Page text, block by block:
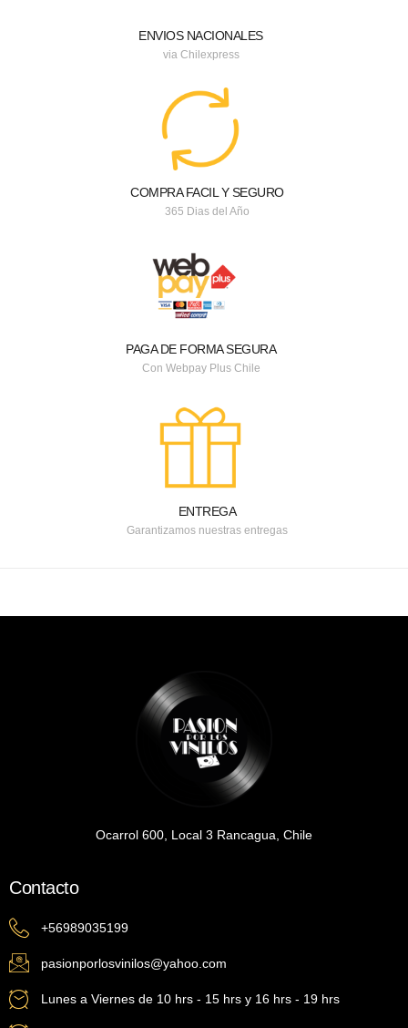
ENVIOS NACIONALES
via Chilexpress
COMPRA FACIL Y SEGURO
365 Dias del Año
PAGA DE FORMA SEGURA
Con Webpay Plus Chile
ENTREGA
Garantizamos nuestras entregas
Ocarrol 600, Local 3 Rancagua, Chile
Contacto
+56989035199
pasionporlosvinilos@yahoo.com
Lunes a Viernes de 10 hrs - 15 hrs y 16 hrs - 19 hrs